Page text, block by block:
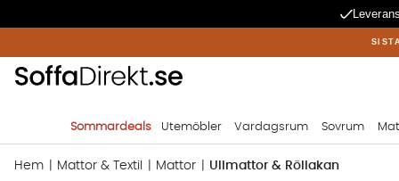
Sommardeals Utemöbler Vardagsrum Sovrum
Hem Mattor & Textil Mattor Ullmattor & Röllakan